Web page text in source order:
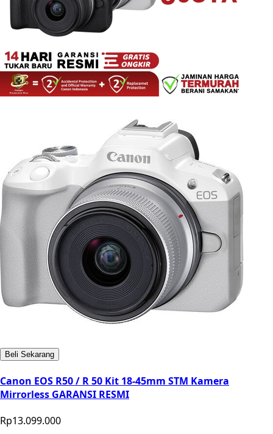
Beli Sekarang
Canon EOS R50 / R 50 Kit 18-45mm STM Kamera
Mirrorless GARANSI RESMI
Rp13.099.000